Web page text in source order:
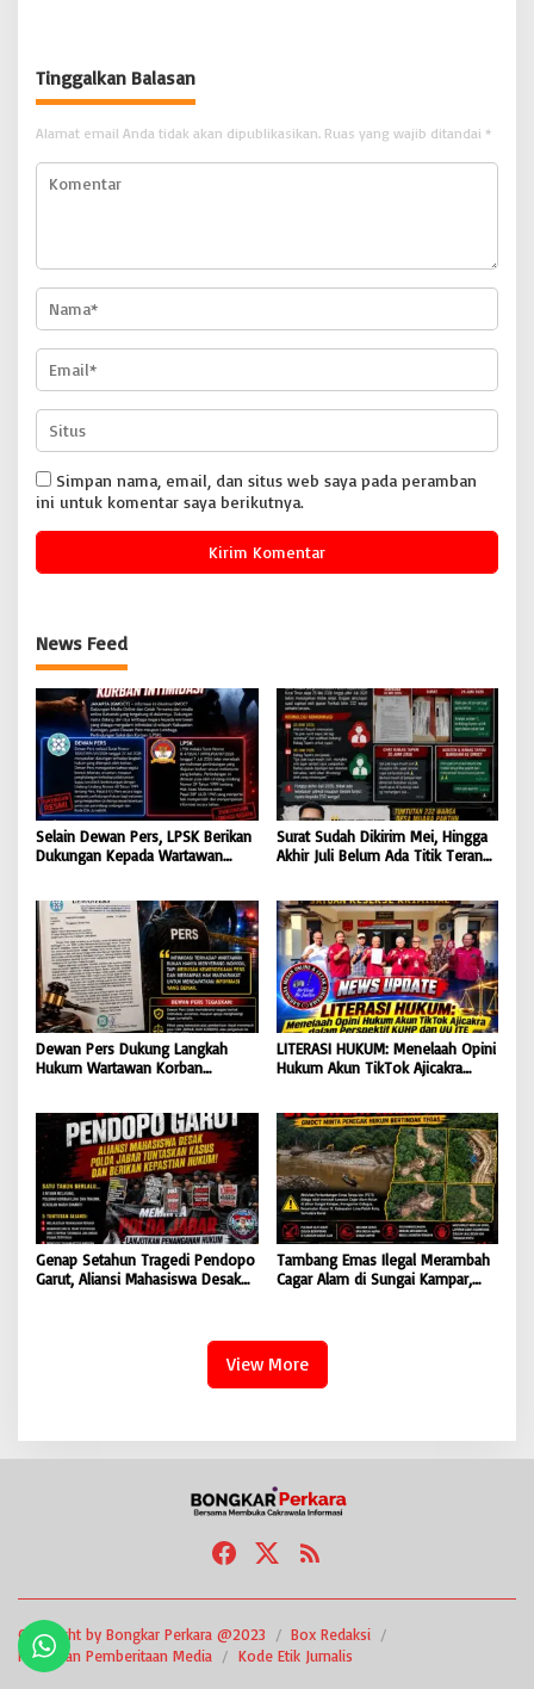
Tinggalkan Balasan
Alamat email Anda tidak akan dipublikasikan. Ruas yang wajib ditandai *
Simpan nama, email, dan situs web saya pada peramban
ini untuk komentar saya berikutnya.
News Feed
Selain Dewan Pers, LPSK Berikan
Dukungan Kepada Wartawan
Surat Sudah Dikirim Mei, Hingga
Akhir Juli Belum Ada Titik Terang:
Disembunyikan dari Bupati Kutim
Dewan Pers Dukung Langkah
Hukum Wartawan Korban
Terhadap Kebebasan Pers
LITERASI HUKUM: Menelaah Opini
Hukum Akun TikTok Ajicakra
Genap Setahun Tragedi Pendopo
Garut, Aliansi Mahasiswa Desak
Tambang Emas Ilegal Merambah
Cagar Alam di Sungai Kampar,
View More
Copyright by Bongkar Perkara @2023
Box Redaksi
Pedoman Pemberitaan Media
Kode Etik Jurnalis